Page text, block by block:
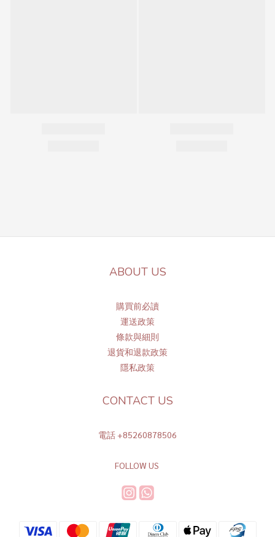
ABOUT US
購買前必讀
運送政策
條款與細則
退貨和退款政策
隱私政策
CONTACT US
電話 +85260878506
FOLLOW US